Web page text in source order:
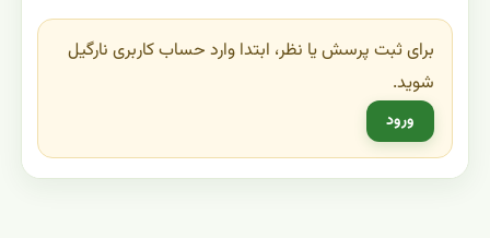
برای ثبت پرسش یا نظر، ابتدا وارد حساب کاربری نارگیل
شوید.
ورود